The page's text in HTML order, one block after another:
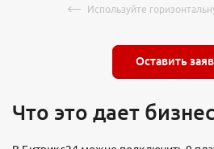
Оставить
Что это дает